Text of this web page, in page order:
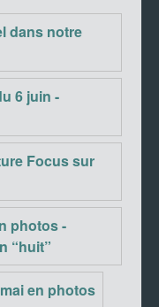
dans notre
6 juin -
Focus sur
photos -
“huit”
en photos